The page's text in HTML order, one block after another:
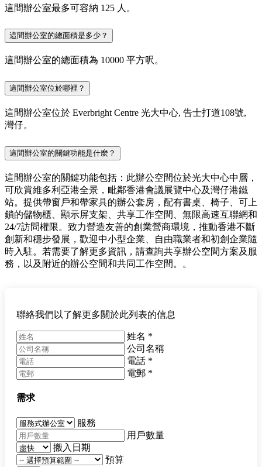
這間辦公室最多可容納 125 人。
這間辦公室的總面積是多少？
這間辦公室的總面積為 10000 平方呎。
這間辦公室位於哪裡？
這間辦公室位於 Everbright Centre 光大中心, 告士打道108號,
灣仔。
這間辦公室的關鍵功能是什麼？
這間辦公室的關鍵功能包括：此辦公空間位於光大中心中層，
可欣賞維多利亞港全景，毗鄰香港會議展覽中心及灣仔港鐵
站。提供帶窗戶和帶家具的辦公套房，配有書桌、椅子、可上
鎖的儲物櫃、顯示屏支架、共享工作空間、無限高速互聯網和
24/7訪問權限。致力營造友善的創業營商環境，推動香港不斷
創新和穩步發展，歡迎中小型企業、自由職業者和初創企業隨
時入駐。若需要了解更多資訊，請查詢共享辦公空間方案及服
務，以及附近的辦公空間和共同工作空間。。
聯絡我們以了解更多關於此列表的信息
姓名 *
公司名稱
電話 *
電郵 *
需求
服務
用戶數量
搬入日期
預算